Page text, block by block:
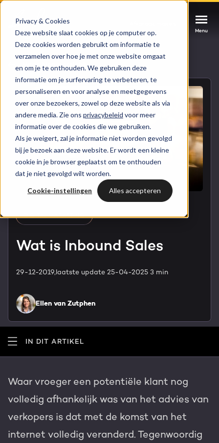
Privacy & Cookies
Deze website slaat cookies op je computer op.
Deze cookies worden gebruikt om informatie te
verzamelen over hoe je met onze website omgaat
en om je te onthouden. We gebruiken deze
informatie om je surfervaring te verbeteren, te
personaliseren en voor analyse en meetgegevens
over onze bezoekers, zowel op deze website als via
andere media. Zie ons privacybeleid voor meer
informatie over de cookies die we gebruiken.
Als je weigert, zal je informatie niet worden gevolgd
bij je bezoek aan deze website. Er wordt een kleine
cookie in je browser geplaatst om te onthouden
dat je niet gevolgd wilt worden.
Cookie-instellingen Alles accepteren
Menu
Menu
HUBSPOT SERVICES
HubSpot implementatie
HubSpot automations
HubSpot integraties
Groeistrategie
Digital marketing
AI services
WEBSITE SERVICES
Cases
Branches
Bright
WELKOM BIJ BRIGHT
Team
HUBSPOT ELITE PARTNER
Awards
Werken bij
Inspiratie
Blog
Events & webinars
HubSpot video's
Kennisbank
PORTAL REVIEW
Haal alles uit je HubSpot licentie
Menu
Could not loads results. Please refresh the
page.
Naar blogoverzicht
DIGITAL MARKETING
Wat is Inbound Sales
29-12-2019,laatste update 25-04-2025 3 min
Ellen van Zutphen
IN DIT ARTIKEL
Waar vroeger een potentiële klant nog
volledig afhankelijk was van het advies van
verkopers is dat met de komst van het
internet volledig veranderd. Tegenwoordig